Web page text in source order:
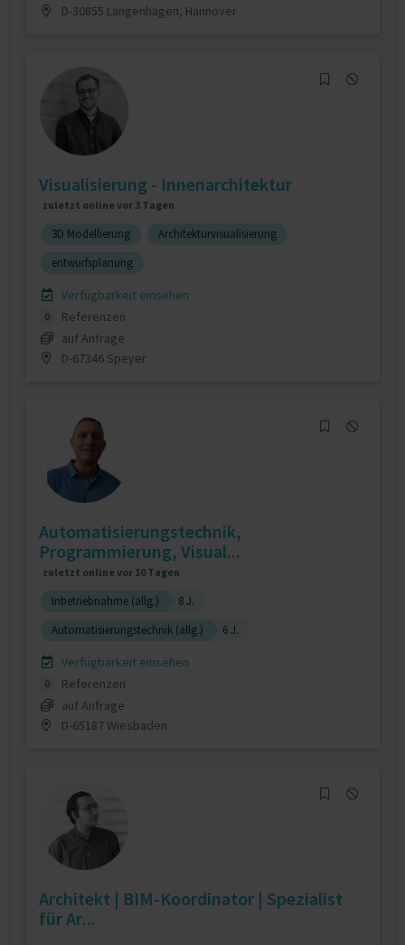
D-30855 Langenhagen, Hannover
Visualisierung - Innenarchitektur
zuletzt online vor 3 Tagen
3D Modellierung
Architekturvisualisierung
entwurfsplanung
Verfügbarkeit einsehen
0
Referenzen
auf Anfrage
D-67346 Speyer
Automatisierungstechnik,
Programmierung, Visual...
zuletzt online vor 10 Tagen
Inbetriebnahme (allg.)
8 J.
Automatisierungstechnik (allg.)
6 J.
Verfügbarkeit einsehen
0
Referenzen
auf Anfrage
D-65187 Wiesbaden
Architekt | BIM-Koordinator | Spezialist
für Ar...